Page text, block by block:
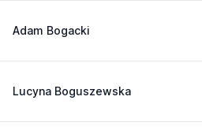
Adam Bogacki
Lucyna Boguszewska